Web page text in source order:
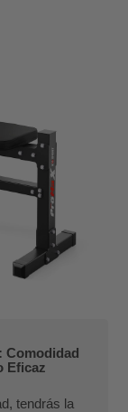
Comodidad
Eficaz
tendrás la